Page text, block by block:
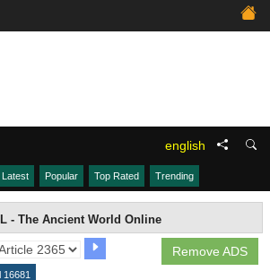
english
Latest Popular Top Rated Trending
- The Ancient World Online
Remove ADS
16681